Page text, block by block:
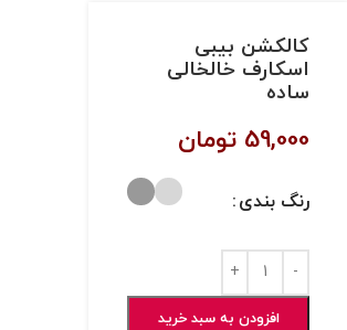
کالکشن بیبی
اسکارف خالخالی
ساده
59,000 تومان
رنگ بندی
افزودن به سبد خرید